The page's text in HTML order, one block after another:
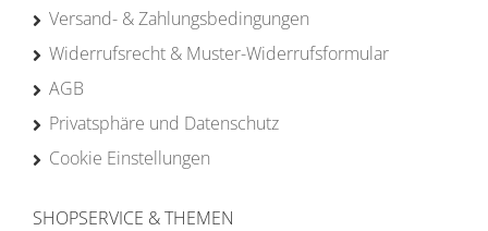
Versand- & Zahlungsbedingungen
Widerrufsrecht & Muster-Widerrufsformular
AGB
Privatsphäre und Datenschutz
Cookie Einstellungen
SHOPSERVICE & THEMEN